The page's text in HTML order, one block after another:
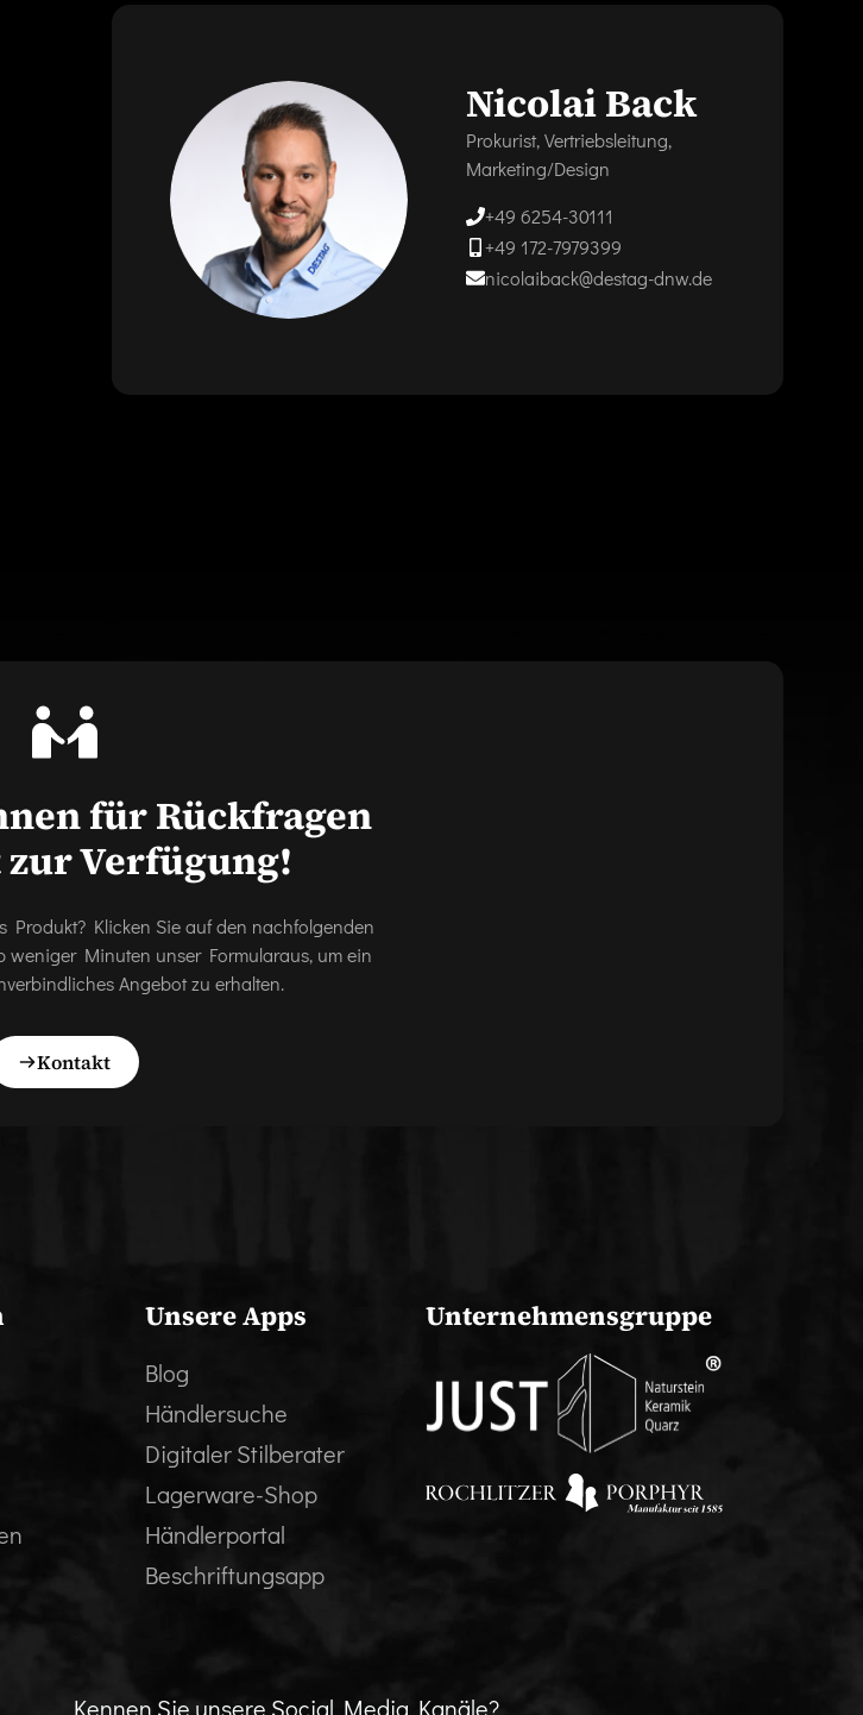
Nicolai Back
Prokurist, Vertriebsleitung,
Marketing/Design
+49 6254-30111
+49 172-7979399
nicolaiback@destag-dnw.de
für Rückfragen
Verfügung!
Produkt? Klicken Sie auf den nachfolgenden
weniger Minuten unser Formularaus, um ein
Angebot zu erhalten.
Kontakt
Unsere Apps
Blog
Händlersuche
Digitaler Stilberater
Lagerware-Shop
Händlerportal
Beschriftungsapp
Unternehmensgruppe
Kennen Sie unsere Social Media Kanäle?